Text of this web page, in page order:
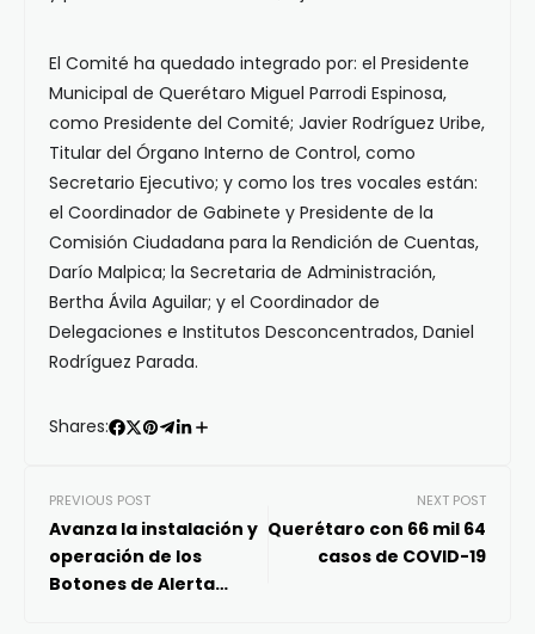
El Comité ha quedado integrado por: el Presidente
Municipal de Querétaro Miguel Parrodi Espinosa,
como Presidente del Comité; Javier Rodríguez Uribe,
Titular del Órgano Interno de Control, como
Secretario Ejecutivo; y como los tres vocales están:
el Coordinador de Gabinete y Presidente de la
Comisión Ciudadana para la Rendición de Cuentas,
Darío Malpica; la Secretaria de Administración,
Bertha Ávila Aguilar; y el Coordinador de
Delegaciones e Institutos Desconcentrados, Daniel
Rodríguez Parada.
Shares:
PREVIOUS POST
Avanza la instalación y
operación de los
Botones de Alerta
NEXT POST
Querétaro con 66 mil 64
casos de COVID-19